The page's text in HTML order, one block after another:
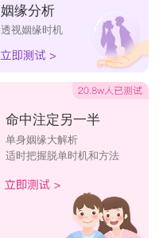
姻缘分析
透视姻缘时机
命中注定另一半
单身姻缘大解析
适时把握脱单时机和方法